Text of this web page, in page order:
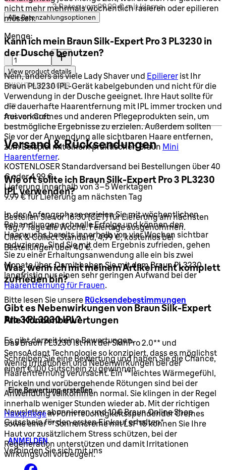
nicht mehr mehrmals wöchentlich rasieren oder epilieren
müssen.
Kann ich mein Braun Silk-Expert Pro 3 PL3230 in
der Dusche benutzen?
Nein, anders als viele Lady Shaver und Epilierer ist Ihr
Braun PL3230 IPL-Gerät kabelgebunden und nicht für die
Verwendung in der Dusche geeignet. Ihre Haut sollte für
die dauerhafte Haarentfernung mit IPL immer trocken und
frei von Cremes und anderen Pflegeprodukten sein, um
bestmögliche Ergebnisse zu erzielen. Außerdem sollten
Sie vor der Anwendung alle sichtbaren Haare entfernen,
zum Beispiel mit einem praktischen Braun Mini
Haarentferner.
Wie oft sollte ich Braun Silk-Expert Pro 3 PL3230
IPL verwenden?
In der Anfangsphase erzielen Sie mit wöchentlichen
Behandlungen schnelle Erfolge und können den
Haarwuchs bereits innerhalb von vier Wochen sichtbar
reduzieren. Sind Sie mit dem Ergebnis zufrieden, gehen
Sie zu einer Erhaltungsanwendung alle ein bis zwei
Monate über. Damit haben Sie mit dem Braun PL3230
langfristig nur einen sehr geringen Aufwand bei der
Haarentfernung für Frauen.
Gibt es Nebenwirkungen von Braun Silk-Expert
Pro 3 PL3230 IPL?
Das Braun PL3230 ist mit der SkinPro 2.0** und
SensoAdapt Technologie so konzipiert, dass es möglichst
wenig Irritationen und Nebenwirkungen bei der
Haarentfernung verursacht. Ein **leichtes Wärmegefühl,
Prickeln und vorübergehende Rötungen sind bei der
Anwendung vollkommen normal. Sie klingen in der Regel
innerhalb weniger Stunden wieder ab. Mit der richtigen
Hautpflegein Form feuchtigkeitsspendender Cremes
sowie einer **Sonnencreme mit LSF 15 können Sie Ihre
Haut vor zusätzlichem Stress schützen, bei der
Regeneration unterstützen und damit Irritationen
wirkungsvoll vorbeugen.
3 Raten von 99,99 € mit klarna
Alle Ratenzahlungsoptionen
Menge:
Menge:
View product details
NICHT AUF LAGER
Ausverkauft
Versand & Rücksendungen
KOSTENLOSER Standardversand bei Bestellungen über 40
€ oder 4,99 €.
Lieferung innerhalb von 3–5 Werktagen
9.99 € für Lieferung am nächsten Tag
Bestellen Sie vor 16:30 (CET) für Lieferung am nächsten
Tag, 7 Tage die Woche. Feiertage ausgenommen.
Click & Collect Standard, 4,99 €, kostenlos bei
Bestellungen über 40 €.
Was, wenn ich mit meinem Artikel nicht komplett
zufrieden bin?
Bitte lesen Sie unsere Rücksendebestimmungen
Alle Kundenbewertungen
Es gibt derzeit keine Bewertungen.
Schreiben Sie eine Bewertung und haben Sie die Chance,
einen €100 Gutschein zu gewinnen.
Eine Bewertung erstellen
Newsletter abonnieren und 10€ Braun Online Shop
Gutschein für den ersten Einkauf erhalten*
ANMELDEN
Verbinden Sie sich mit uns